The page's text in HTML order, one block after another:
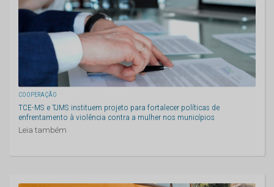
COOPERAÇÃO
TCE-MS e TJMS instituem projeto para fortalecer políticas de
enfrentamento à violência contra a mulher nos municípios
Leia também